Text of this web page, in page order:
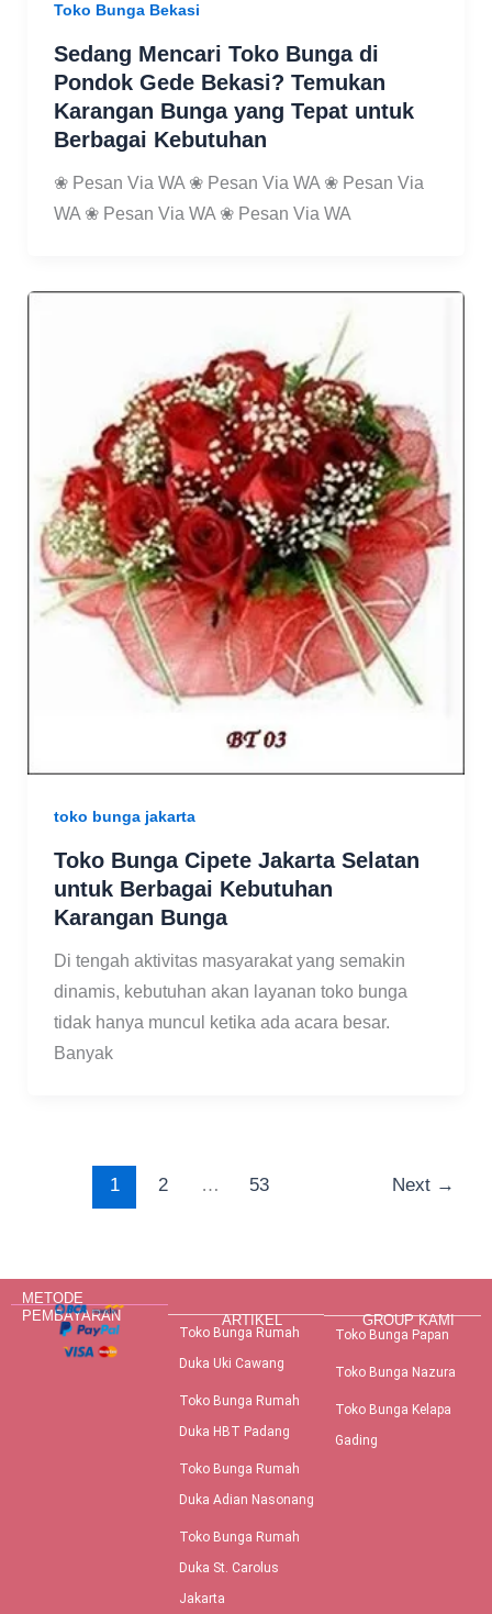
Toko Bunga Bekasi
Sedang Mencari Toko Bunga di
Pondok Gede Bekasi? Temukan
Karangan Bunga yang Tepat untuk
Berbagai Kebutuhan
❀ Pesan Via WA ❀ Pesan Via WA ❀ Pesan Via
WA ❀ Pesan Via WA ❀ Pesan Via WA
toko bunga jakarta
Toko Bunga Cipete Jakarta Selatan
untuk Berbagai Kebutuhan
Karangan Bunga
Di tengah aktivitas masyarakat yang semakin
dinamis, kebutuhan akan layanan toko bunga
tidak hanya muncul ketika ada acara besar.
Banyak
1 2 … 53 Next →
METODE
PEMBAYARAN
ARTIKEL
Toko Bunga Rumah
Duka Uki Cawang
Toko Bunga Rumah
Duka HBT Padang
Toko Bunga Rumah
Duka Adian Nasonang
Toko Bunga Rumah
Duka St. Carolus
Jakarta
GROUP KAMI
Toko Bunga Papan
Toko Bunga Nazura
Toko Bunga Kelapa
Gading